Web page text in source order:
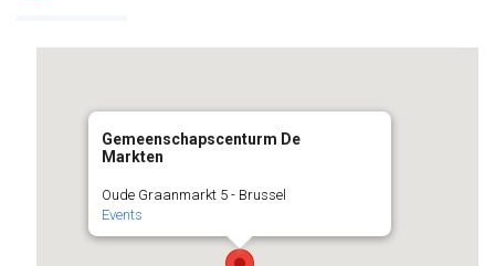
Gemeenschapscenturm De
Markten
Oude Graanmarkt 5 - Brussel
Events